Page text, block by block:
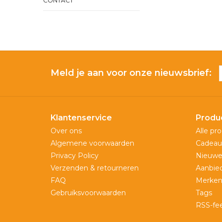
Meld je aan voor onze nieuwsbrief:
Klantenservice
Over ons
Algemene voorwaarden
Privacy Policy
Verzenden & retourneren
FAQ
Gebruiksvoorwaarden
Alle
Merken
Tags
RSS-